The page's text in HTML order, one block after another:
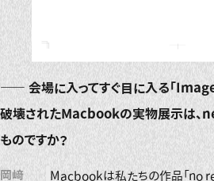
―― 会場に入ってすぐ目に入る「
破壊されたMacbookの実物展示は、
ものですか？
岡﨑
Macbookは私たちの作品「no